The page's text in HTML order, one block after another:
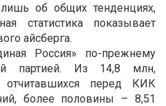
об общих тенденциях,
статистика показывает
айсберга.
Россия» по-прежнему
партией. Из 14,8 млн,
отчитавшихся перед КИК
более половины – 8,51